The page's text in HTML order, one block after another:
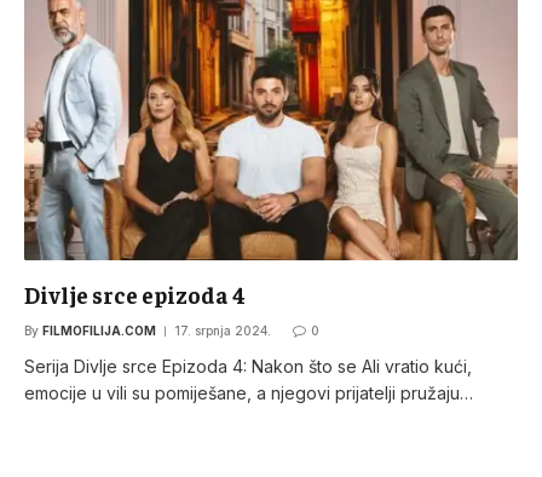
Divlje srce epizoda 4
By FILMOFILIJA.COM 17. srpnja 2024. 0
Serija Divlje srce Epizoda 4: Nakon što se Ali vratio kući,
emocije u vili su pomiješane, a njegovi prijatelji pružaju…